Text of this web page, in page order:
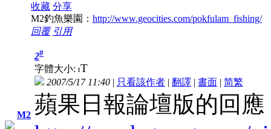
收藏 分享
M2釣魚樂園： http://www.geocities.com/pokfulam_fishing/
回覆 引用
M2
2#
字體大小: tT
2007/5/17 11:40 | 只看該作者 | 翻譯 | 書面 | 简繁
蘋果日報論壇版的回應